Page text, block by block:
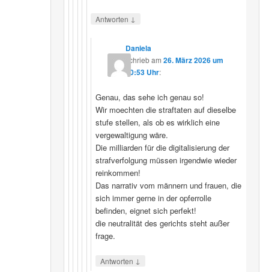
Antworten ↓
Daniela
schriebam 26. März 2026 um
10:53 Uhr:
Genau, das sehe ich genau so!
Wir moechten die straftaten auf dieselbe
stufe stellen, als ob es wirklich eine
vergewaltigung wäre.
Die milliarden für die digitalisierung der
strafverfolgung müssen irgendwie wieder
reinkommen!
Das narrativ vom männern und frauen, die
sich immer gerne in der opferrolle
befinden, eignet sich perfekt!
die neutralität des gerichts steht außer
frage.
Antworten ↓